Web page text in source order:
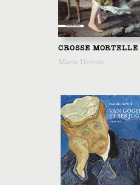
CROSSE MORTELLE
Marie Devois